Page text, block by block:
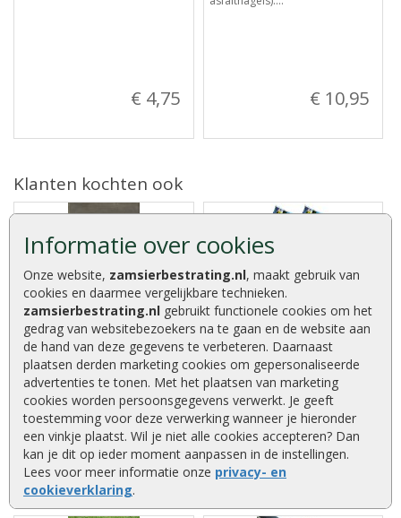
Informatie over cookies
Onze website, zamsierbestrating.nl, maakt gebruik van
cookies en daarmee vergelijkbare technieken.
zamsierbestrating.nl gebruikt functionele cookies om het
gedrag van websitebezoekers na te gaan en de website aan
de hand van deze gegevens te verbeteren. Daarnaast
plaatsen derden marketing cookies om gepersonaliseerde
advertenties te tonen. Met het plaatsen van marketing
cookies worden persoonsgegevens verwerkt. Je geeft
toestemming voor deze verwerking wanneer je hieronder
een vinkje plaatst. Wil je niet alle cookies accepteren? Dan
kan je dit op ieder moment aanpassen in de instellingen.
Lees voor meer informatie onze privacy- en
cookieverklaring.
€ 4,75 € 10,95
Klanten kochten ook
Betontegel 60x60x6 cm grijs
Betontegel 60x60x6 cm grijs
Uitsluitend leverbaar per vol pak
à 6,84 m2 ....
€ 37,70
Aanbieding bemeste
tuinaarde per 4 zakken 40
liter
Aanbieding bemeste tuinaarde
per 4 zakken 40 liter. Geschikt als
structuurverbeteraar en
ophoging en..
€ 12,50 € 19,00